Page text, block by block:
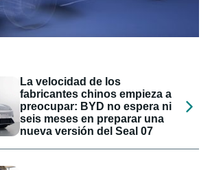
La velocidad de los
fabricantes chinos empieza a
preocupar: BYD no espera ni
seis meses en preparar una
nueva versión del Seal 07